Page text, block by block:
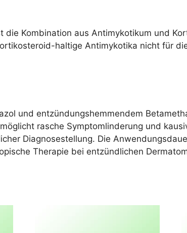
Kombination aus Antimykotikum und
haltige Antimykotika nicht für
und entzündungshemmendem
rasche Symptomlinderung und
Diagnosestellung. Die
Therapie bei entzündlichen